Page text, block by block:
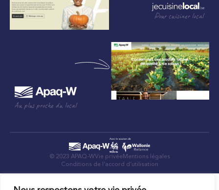
Pour cuisiner local
Au plus proche du local
© 2023 APAQ-WVie privée Mentions légales
Conditions de l’accord d’utilisation